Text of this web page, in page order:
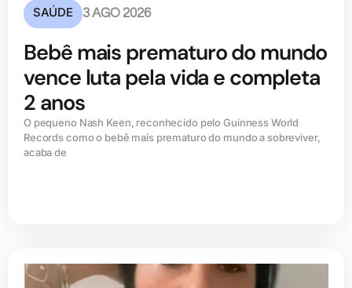
SAÚDE 3 AGO 2026
Bebê mais prematuro do mundo
vence luta pela vida e completa
2 anos
O pequeno Nash Keen, reconhecido pelo Guinness World
Records como o bebê mais prematuro do mundo a sobreviver,
acaba de